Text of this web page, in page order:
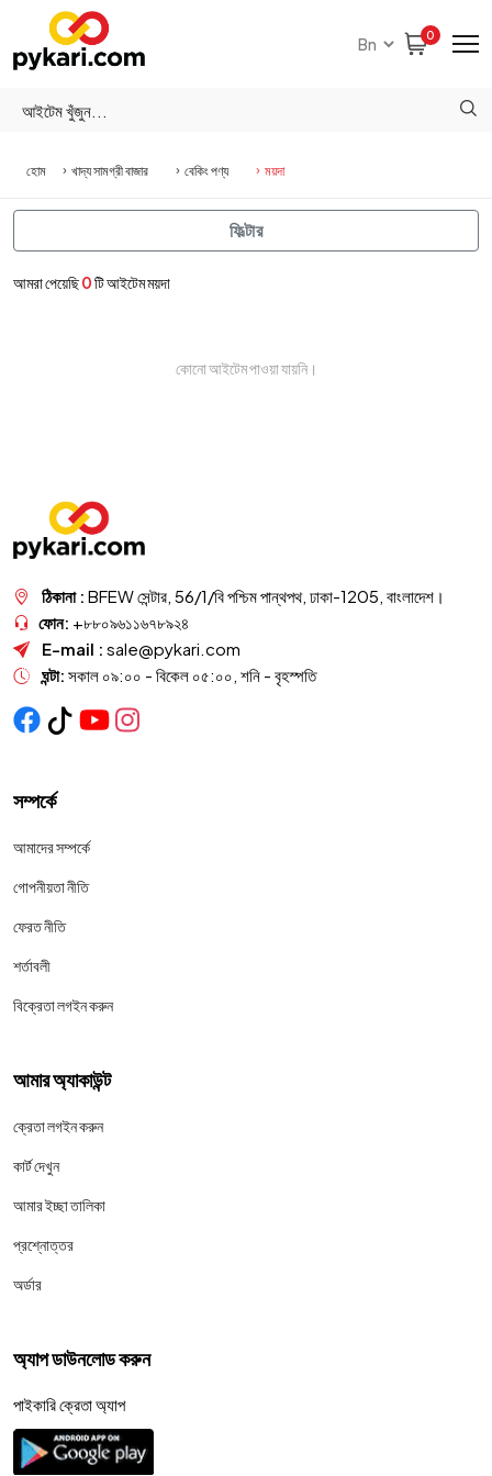
0
হোম খাদ্য সামগ্রী বাজার বেকিং পণ্য ময়দা
আমরা পেয়েছি0টি আইটেম ময়দা
কোনো আইটেম পাওয়া যায়নি।
ফিল্টার
ঠিকানা : BFEW সেন্টার, 56/1/বি পশ্চিম পান্থপথ, ঢাকা-1205, বাংলাদেশ।
ফোন: +৮৮০৯৬১১৬৭৮৯২৪
E-mail : sale@pykari.com
ঘন্টা: সকাল ০৯:০০ - বিকেল ০৫:০০, শনি - বৃহস্পতি
সম্পর্কে
আমাদের সম্পর্কে
গোপনীয়তা নীতি
ফেরত নীতি
শর্তাবলী
বিক্রেতা লগইন করুন
আমার অ্যাকাউন্ট
ক্রেতা লগইন করুন
কার্ট দেখুন
আমার ইচ্ছা তালিকা
প্রশ্নোত্তর
অর্ডার
অ্যাপ ডাউনলোড করুন
পাইকারি ক্রেতা অ্যাপ